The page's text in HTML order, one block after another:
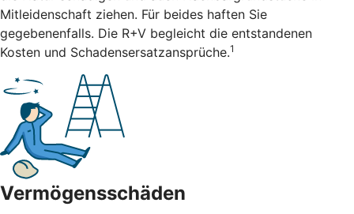
Mitleidenschaft ziehen. Für beides haften Sie
gegebenenfalls. Die R+V begleicht die entstandenen
Kosten und Schadensersatzansprüche.1
Vermögensschäden